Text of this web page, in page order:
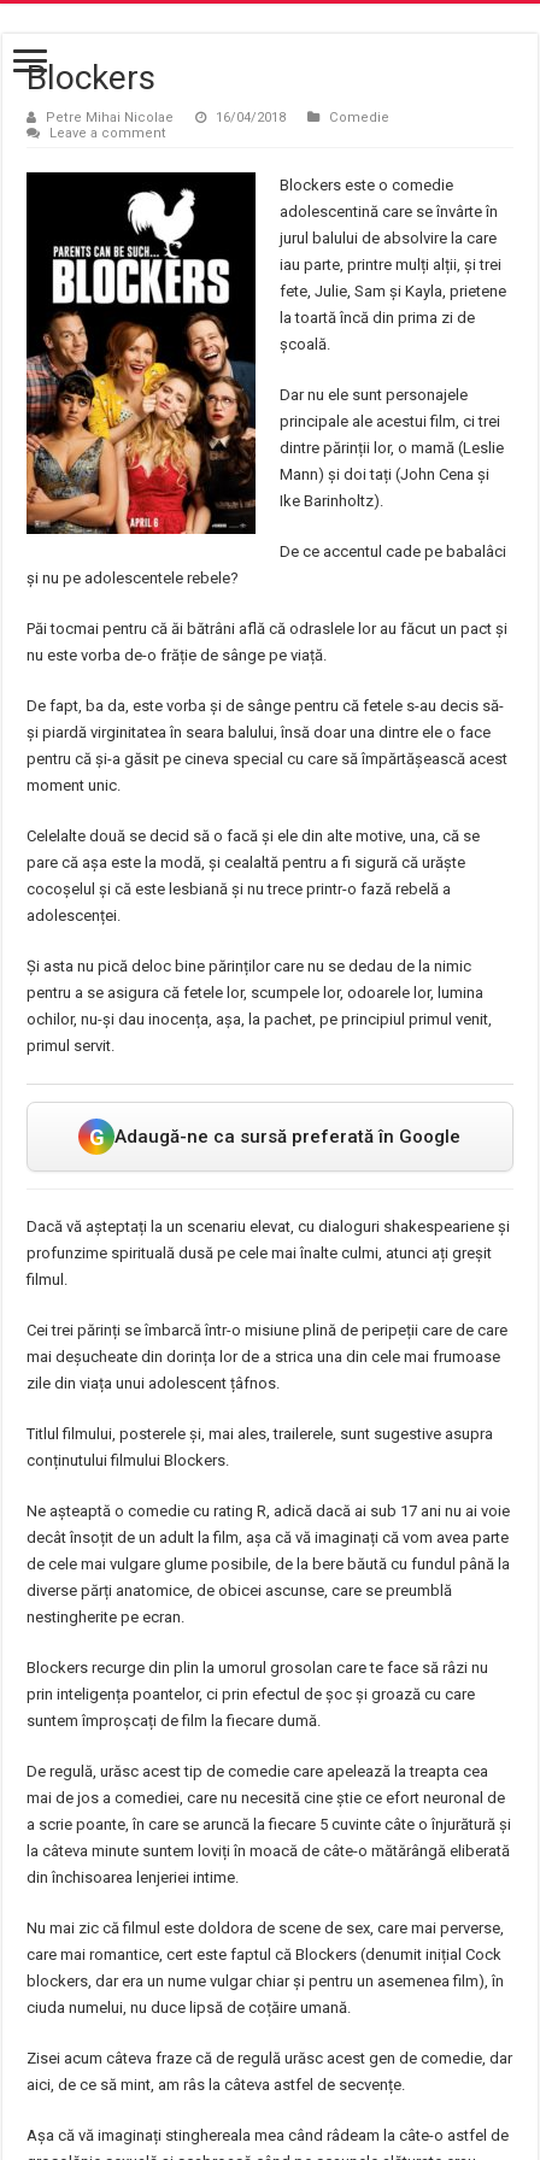
Blockers
Petre Mihai Nicolae 16/04/2018
Comedie
Leave a comment
Blockers este o comedie
adolescentină care se învârte în
jurul balului de absolvire la care
iau parte, printre mulți alții, și trei
fete, Julie, Sam și Kayla, prietene
la toartă încă din prima zi de
școală.
Dar nu ele sunt personajele
principale ale acestui film, ci trei
dintre părinții lor, o mamă (Leslie
Mann) și doi tați (John Cena și
Ike Barinholtz).
De ce accentul cade pe babalâci
și nu pe adolescentele rebele?
Păi tocmai pentru că ăi bătrâni află că odraslele lor au făcut un pact și
nu este vorba de-o frăție de sânge pe viață.
De fapt, ba da, este vorba și de sânge pentru că fetele s-au decis să-
și piardă virginitatea în seara balului, însă doar una dintre ele o face
pentru că și-a găsit pe cineva special cu care să împărtășească acest
moment unic.
Celelalte două se decid să o facă și ele din alte motive, una, că se
pare că așa este la modă, și cealaltă pentru a fi sigură că urăște
cocoșelul și că este lesbiană și nu trece printr-o fază rebelă a
adolescenței.
Și asta nu pică deloc bine părinților care nu se dedau de la nimic
pentru a se asigura că fetele lor, scumpele lor, odoarele lor, lumina
ochilor, nu-și dau inocența, așa, la pachet, pe principiul primul venit,
primul servit.
G Adaugă-ne ca sursă preferată în Google
Dacă vă așteptați la un scenariu elevat, cu dialoguri shakespeariene și
profunzime spirituală dusă pe cele mai înalte culmi, atunci ați greșit
filmul.
Cei trei părinți se îmbarcă într-o misiune plină de peripeții care de care
mai deșucheate din dorința lor de a strica una din cele mai frumoase
zile din viața unui adolescent țâfnos.
Titlul filmului, posterele și, mai ales, trailerele, sunt sugestive asupra
conținutului filmului Blockers.
Ne așteaptă o comedie cu rating R, adică dacă ai sub 17 ani nu ai voie
decât însoțit de un adult la film, așa că vă imaginați că vom avea parte
de cele mai vulgare glume posibile, de la bere băută cu fundul până la
diverse părți anatomice, de obicei ascunse, care se preumblă
nestingherite pe ecran.
Blockers recurge din plin la umorul grosolan care te face să râzi nu
prin inteligența poantelor, ci prin efectul de șoc și groază cu care
suntem împroșcați de film la fiecare dumă.
De regulă, urăsc acest tip de comedie care apelează la treapta cea
mai de jos a comediei, care nu necesită cine știe ce efort neuronal de
a scrie poante, în care se aruncă la fiecare 5 cuvinte câte o înjurătură și
la câteva minute suntem loviți în moacă de câte-o mătărângă eliberată
din închisoarea lenjeriei intime.
Nu mai zic că filmul este doldora de scene de sex, care mai perverse,
care mai romantice, cert este faptul că Blockers (denumit inițial Cock
blockers, dar era un nume vulgar chiar și pentru un asemenea film), în
ciuda numelui, nu duce lipsă de coțăire umană.
Zisei acum câteva fraze că de regulă urăsc acest gen de comedie, dar
aici, de ce să mint, am râs la câteva astfel de secvențe.
Așa că vă imaginați stinghereala mea când râdeam la câte-o astfel de